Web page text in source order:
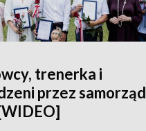
trenerka i
przez samorząd